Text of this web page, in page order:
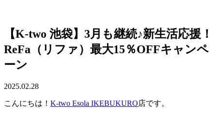
【K-two 池袋】3月も継続♪新生活応援！
ReFa（リファ）最大15％OFFキャンペ
ーン
2025.02.28
こんにちは！ K-two Esola IKEBUKURO店です。